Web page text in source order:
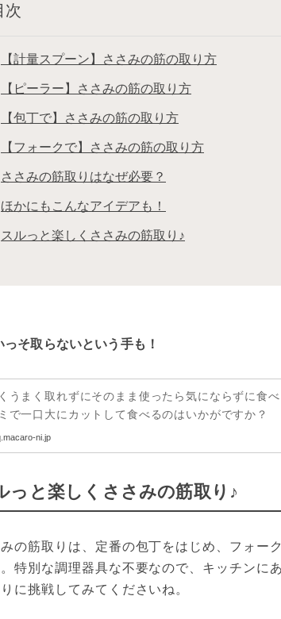
次
【計量スプーン】ささみの筋の取り方
【ピーラー】ささみの筋の取り方
【包丁で】ささみの筋の取り方
【フォークで】ささみの筋の取り方
ささみの筋取りはなぜ必要？
ほかにもこんなアイデアも！
スルっと楽しくささみの筋取り♪
っそ取らないという手も！
うまく取れずにそのまま使ったら気にならずに食
で一口大にカットして食べるのはいかがですか？
ni.jp
っと楽しくささみの筋取り♪
の筋取りは、定番の包丁をはじめ、フォー
。特別な調理器具な不要なので、キッチンに
に挑戦してみてくださいね。